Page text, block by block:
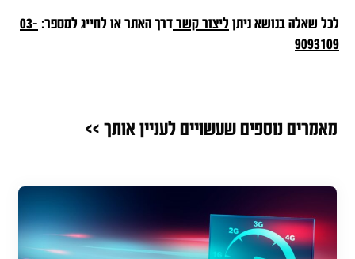
לכל שאלה בנושא ניתן ליצור קשר דרך האתר או לחייג למספר: 03-
9093109
מאמרים נוספים שעשויים לעניין אותך >>